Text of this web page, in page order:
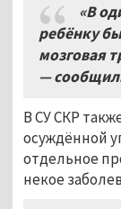
«В
ребёнку
мозговая
—
В СУ СКР
осуждённой
отдельное
некое